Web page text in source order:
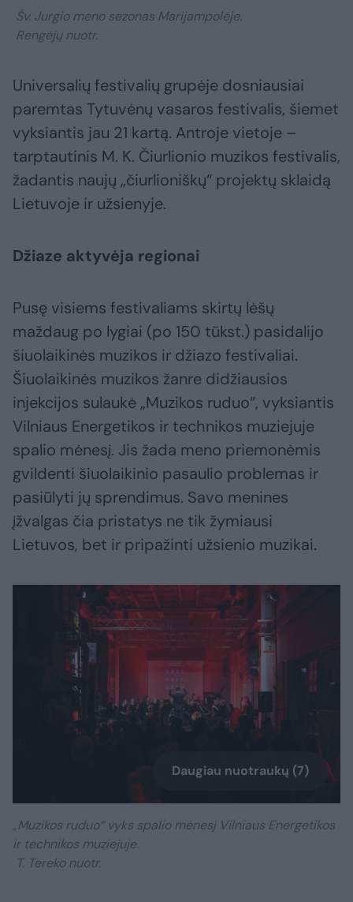
Šv. Jurgio meno sezonas Marijampolėje.
Rengėjų nuotr.
Universalių festivalių grupėje dosniausiai
paremtas Tytuvėnų vasaros festivalis, šiemet
vyksiantis jau 21 kartą. Antroje vietoje –
tarptautinis M. K. Čiurlionio muzikos festivalis,
žadantis naujų „čiurlioniškų“ projektų sklaidą
Lietuvoje ir užsienyje.
Džiaze aktyvėja regionai
Pusę visiems festivaliams skirtų lėšų
maždaug po lygiai (po 150 tūkst.) pasidalijo
šiuolaikinės muzikos ir džiazo festivaliai.
Šiuolaikinės muzikos žanre didžiausios
injekcijos sulaukė „Muzikos ruduo“, vyksiantis
Vilniaus Energetikos ir technikos muziejuje
spalio mėnesį. Jis žada meno priemonėmis
gvildenti šiuolaikinio pasaulio problemas ir
pasiūlyti jų sprendimus. Savo menines
įžvalgas čia pristatys ne tik žymiausi
Lietuvos, bet ir pripažinti užsienio muzikai.
Daugiau nuotraukų (7)
„Muzikos ruduo“ vyks spalio mėnesį Vilniaus Energetikos
ir technikos muziejuje.
T. Tereko nuotr.